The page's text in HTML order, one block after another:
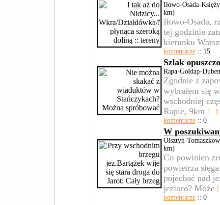
Iłowo-Osada-
km)
Iłowo-Osada,
tej godzinie
kierunku
komentarze :: 15
Szlak
Rapa-Gołdap-
Zgodnie z
wybrałem się
wschodniej
Rapie, 9km [...]
komentarze :: 0
W
Olsztyn-
km)
Co powinien
powietrza
pojechać nad
jezioro? Może
komentarze :: 0